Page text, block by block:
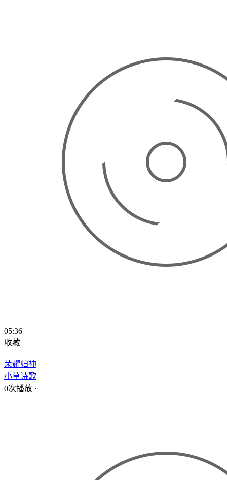
05:36
收藏
荣耀归神
小草诗歌
0次播放 ·